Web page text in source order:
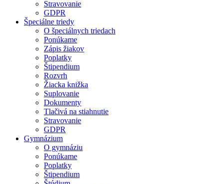
Stravovanie
GDPR
Špeciálne triedy
O špeciálnych triedach
Ponúkame
Zápis žiakov
Poplatky
Štipendium
Rozvrh
Žiacka knižka
Suplovanie
Dokumenty
Tlačivá na stiahnutie
Stravovanie
GDPR
Gymnázium
O gymnáziu
Ponúkame
Poplatky
Štipendium